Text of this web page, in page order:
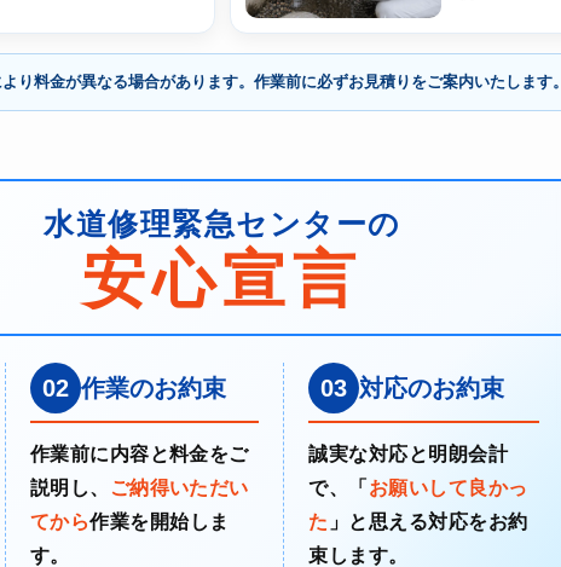
り料金が異なる場合があります。作業前に必ずお見積りをご案内いたします。
水道修理緊急センターの
安心宣言
02 作業のお約束
作業前に内容と料金をご
説明し、 ご納得いただい
てから作業を開始しま
す。
03 対応のお約束
誠実な対応と明朗会計
で、「 お願いして良かっ
た 」と思える対応をお約
束します。